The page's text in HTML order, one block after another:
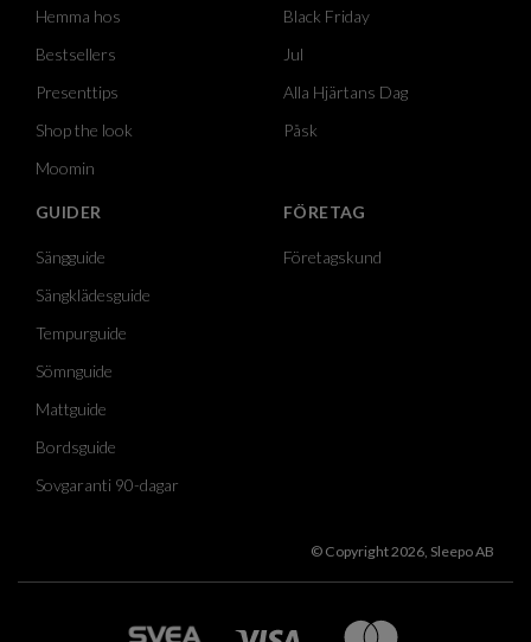
Hemma hos
Bestsellers
Presenttips
Shop the look
Moomin
Black Friday
Jul
Alla Hjärtans Dag
Påsk
GUIDER
Sängguide
Sängklädesguide
Tempurguide
Sömnguide
Mattguide
Bordsguide
Sovgaranti 90-dagar
FÖRETAG
Företagskund
© Copyright 2026, Sleepo AB